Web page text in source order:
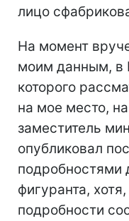
лицо
На момент
моим данным, в
которого
на мое место,
заместитель
опубликовал
подробностями
фигуранта,
подробности